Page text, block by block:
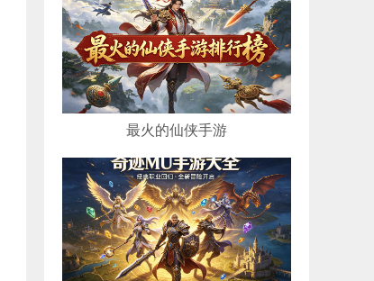
最火的仙侠手游